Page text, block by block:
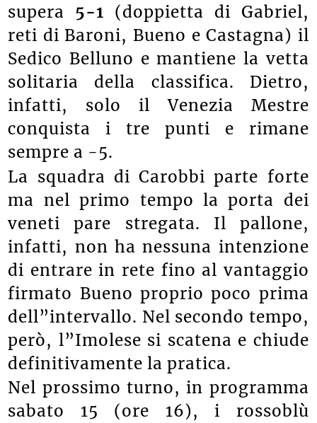
supera 5-1 (doppietta di Gabriel,
reti di Baroni, Bueno e Castagna) il
Sedico Belluno e mantiene la vetta
solitaria della classifica. Dietro,
infatti, solo il Venezia Mestre
conquista i tre punti e rimane
sempre a -5.
La squadra di Carobbi parte forte
ma nel primo tempo la porta dei
veneti pare stregata. Il pallone,
infatti, non ha nessuna intenzione
di entrare in rete fino al vantaggio
firmato Bueno proprio poco prima
dell”intervallo. Nel secondo tempo,
però, l”Imolese si scatena e chiude
definitivamente la pratica.
Nel prossimo turno, in programma
sabato 15 (ore 16), i rossoblù